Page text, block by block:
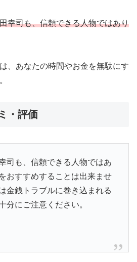
幸司も、信頼できる人物ではあり
、あなたの時間やお金を無駄にす
・評価
司も、信頼できる人物ではあ
おすすめすることは出来ませ
金銭トラブルに巻き込まれる
分にご注意ください。